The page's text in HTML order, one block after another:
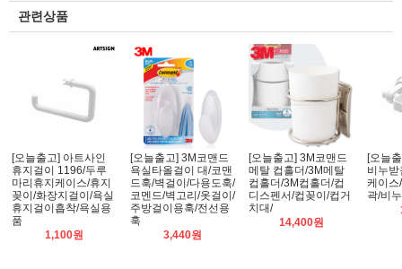
관련상품
[오늘출고] 아트사인
휴지걸이 1196/두루
마리휴지케이스/휴지
꽂이/화장지걸이/욕실
휴지걸이흡착/욕실용
품
1,100원
[오늘출고] 3M코맨드
욕실타올걸이 대/코맨
드훅/벽걸이/다용도훅/
코멘드/벽고리/옷걸이/
주방걸이용훅/전선용
훅
3,440원
[오늘출고] 3M코맨드
메탈 컵홀더/3M메탈
컵홀더/3M컵홀더/컵
디스펜서/컵꽂이/컵거
치대/
14,400원
[오늘
비누
케이스
곽/비